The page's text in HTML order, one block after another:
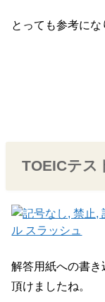
とっても参考にな
TOEICテス
解答用紙への書き
頂けましたね。